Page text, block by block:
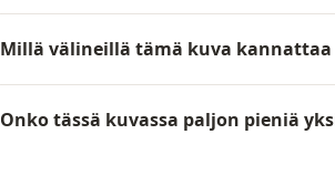
Millä välineillä tämä kuva
Onko tässä kuvassa paljon pieniä